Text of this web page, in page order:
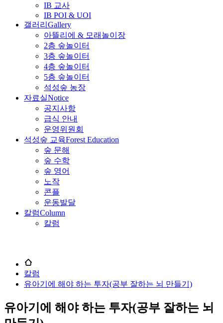
IB 교사
IB POI & UOI
갤러리 Gallery
아뜰리에 & 모래놀이장
2층 숲놀이터
3층 숲놀이터
4층 숲놀이터
5층 숲놀이터
석성숲 농장
자료실Notice
공지사항
급식 안내
운영위원회
석성숲 교육Forest Education
숲 문해
숲 수학
숲 영어
노작
콘플
운동발달
칼럼Column
칼럼
칼럼
유아기에 해야 하는 투자(공부 잘하는 뇌 만들기)
유아기에 해야 하는 투자(공부 잘하는 뇌